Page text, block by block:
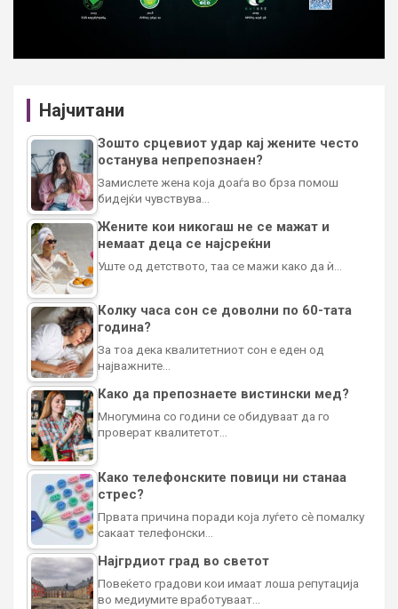
Најчитани
Зошто срцевиот удар кај жените често
останува непрепознаен?
Замислете жена која доаѓа во брза помош
бидејќи чувствува…
Жените кои никогаш не се мажат и
немаат деца се најсреќни
Уште од детството, таа се мажи како да ѝ…
Колку часа сон се доволни по 60-тата
година?
За тоа дека квалитетниот сон е еден од
најважните…
Како да препознаете вистински мед?
Многумина со години се обидуваат да го
проверат квалитетот…
Како телефонските повици ни станаа
стрес?
Првата причина поради која луѓето сè помалку
сакаат телефонски…
Најгрдиот град во светот
Повеќето градови кои имаат лоша репутација
во медиумите вработуваат…